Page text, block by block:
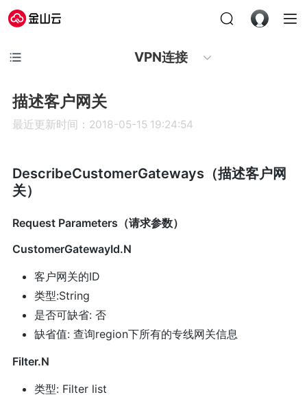
VPN连接
描述客户网关
最近更新时间：2018-05-15 19:24:54
DescribeCustomerGateways（描述客户网
关）
Request Parameters（请求参数）
CustomerGatewayId.N
客户网关的ID
类型:String
是否可缺省: 否
缺省值: 查询region下所有的专线网关信息
Filter.N
类型: Filter list